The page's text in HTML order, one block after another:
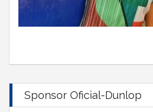
Sponsor Oficial-Dunlop